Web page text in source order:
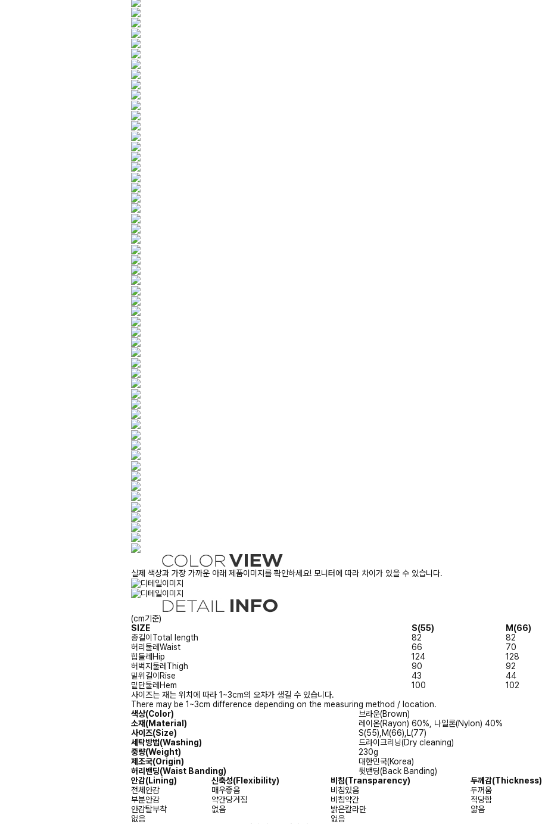
실제 색상과 가장 가까운 아래 제품이미지를 확인하세요! 모니터에 따라 차이가 있을 수 있습니다.
(cm기준)
SIZE
S(55) M(66)
총길이 Total length 82 82
허리둘레Waist 66 70
힙둘레 Hip 124 128
허벅지둘레 Thigh 90 92
밑위길이 Rise 43 44
밑단둘레 Hem 100 102
사이즈는 재는 위치에 따라 1~3cm의 오차가 생길 수 있습니다.
There may be 1~3cm difference depending on the measuring method / location.
색상(Color)
브라운(Brown)
소재(Material)
레이온(Rayon) 60%, 나일론(Nylon) 40%
사이즈(Size)
S(55),M(66),L(77)
세탁방법(Washing)
드라이크리닝(Dry cleaning)
중량(Weight)
230g
제조국(Origin)
대한민국(Korea)
허리밴딩(Waist Banding)
뒷밴딩(Back Banding)
안감(Lining) 신축성(Flexibility) 비침(Transparency) 두께감(Thickness)
전체안감
매우좋음 비침있음 두꺼움
부분안감
약간당겨짐 비침약간 적당함
안감탈부착
없음 밝은칼라만 얇음
없음
없음